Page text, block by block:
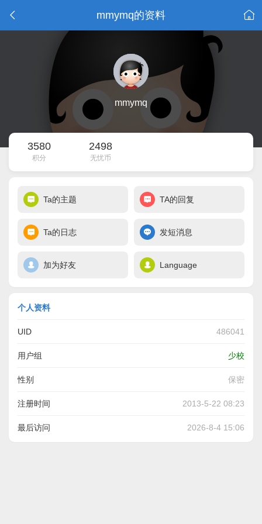
mmymq的资料
mmymq
3580
积分
2498
无忧币
Ta的主题 TA的回复
Ta的日志 发短消息
加为好友 Language
个人资料
UID 486041
用户组 少校
性别 保密
注册时间 2013-5-22 08:23
最后访问 2026-8-4 15:06